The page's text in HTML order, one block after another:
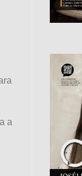
a